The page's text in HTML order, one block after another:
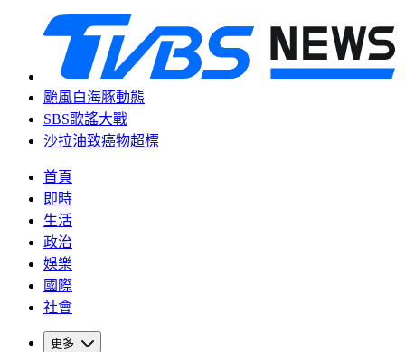
颱風白海豚動態
SBS歌謠大戰
沙拉油致癌物超標
首頁
即時
生活
政治
娛樂
國際
社會
更多